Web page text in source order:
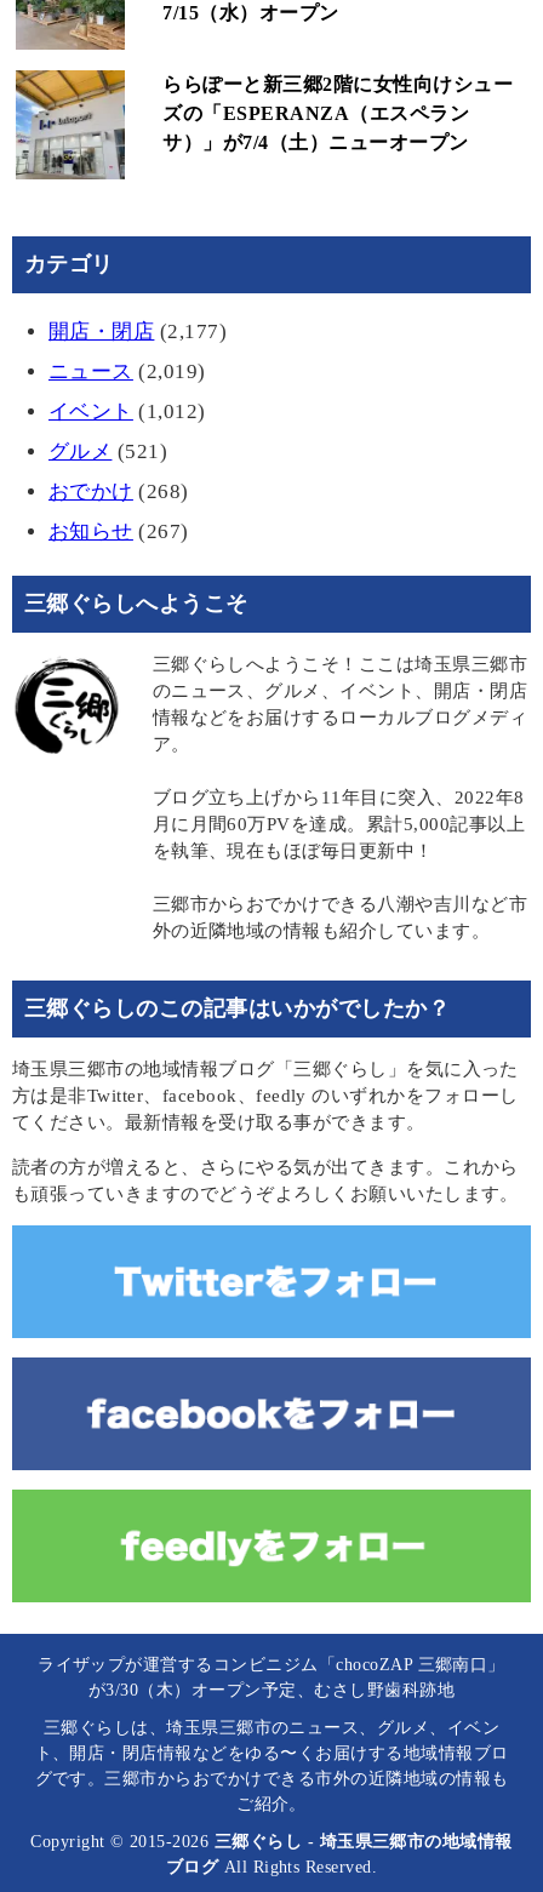
7/15（水）オープン
ららぽーと新三郷2階に女性向けシュー
ズの「ESPERANZA（エスペラン
サ）」が7/4（土）ニューオープン
カテゴリ
開店・閉店 (2,177)
ニュース (2,019)
イベント (1,012)
グルメ (521)
おでかけ (268)
お知らせ (267)
三郷ぐらしへようこそ
三郷ぐらしへようこそ！ここは埼玉県三郷市
のニュース、グルメ、イベント、開店・閉店
情報などをお届けするローカルブログメディ
ア。
ブログ立ち上げから11年目に突入、2022年8
月に月間60万PVを達成。累計5,000記事以上
を執筆、現在もほぼ毎日更新中！
三郷市からおでかけできる八潮や吉川など市
外の近隣地域の情報も紹介しています。
三郷ぐらしのこの記事はいかがでしたか？
埼玉県三郷市の地域情報ブログ「三郷ぐらし」を気に入った
方は是非Twitter、facebook、feedly のいずれかをフォローし
てください。最新情報を受け取る事ができます。
読者の方が増えると、さらにやる気が出てきます。これから
も頑張っていきますのでどうぞよろしくお願いいたします。
ライザップが運営するコンビニジム「chocoZAP 三郷南口」
が3/30（木）オープン予定、むさし野歯科跡地
三郷ぐらしは、埼玉県三郷市のニュース、グルメ、イベン
ト、開店・閉店情報などをゆる〜くお届けする地域情報ブロ
グです。三郷市からおでかけできる市外の近隣地域の情報も
ご紹介。
Copyright © 2015-2026 三郷ぐらし - 埼玉県三郷市の地域情報
ブログAll Rights Reserved.